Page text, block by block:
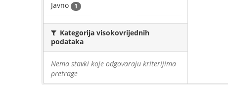
Javno 1
Kategorija visokovrijednih
podataka
Nema stavki koje odgovaraju kriterijima
pretrage